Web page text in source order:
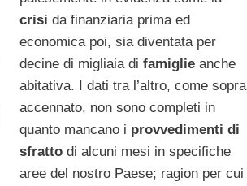
crisi da finanziaria prima ed
economica poi, sia diventata per
decine di migliaia di famiglieanche
abitativa. I dati tra l’altro, come sopra
accennato, non sono completi in
quanto mancano i provvedimenti di
sfrattodi alcuni mesi in specifiche
aree del nostro Paese; ragion per cui